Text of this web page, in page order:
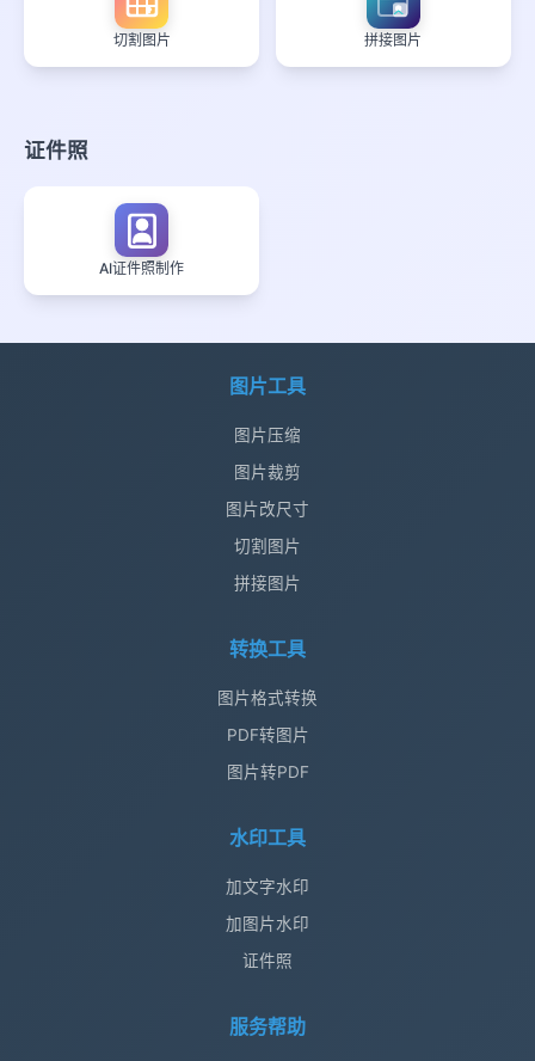
切割图片 拼接图片
证件照
AI证件照制作
图片工具
图片压缩
图片裁剪
图片改尺寸
切割图片
拼接图片
转换工具
图片格式转换
PDF转图片
图片转PDF
水印工具
加文字水印
加图片水印
证件照
服务帮助